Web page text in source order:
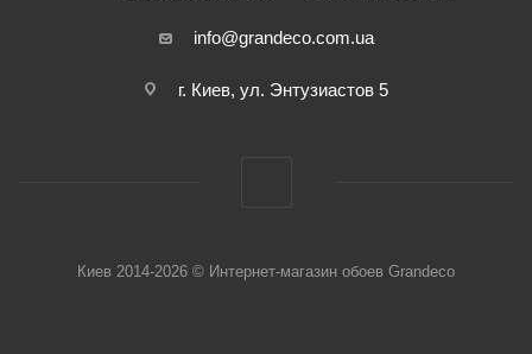
info@grandeco.com.ua
г. Киев, ул. Энтузиастов 5
Киев 2014-2026 © Интернет-магазин обоев Grandeco